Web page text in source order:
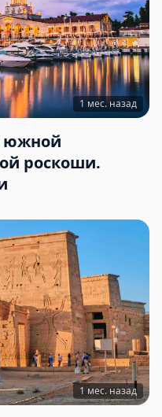
1 мес. назад
южной
роскоши.
1 мес. назад